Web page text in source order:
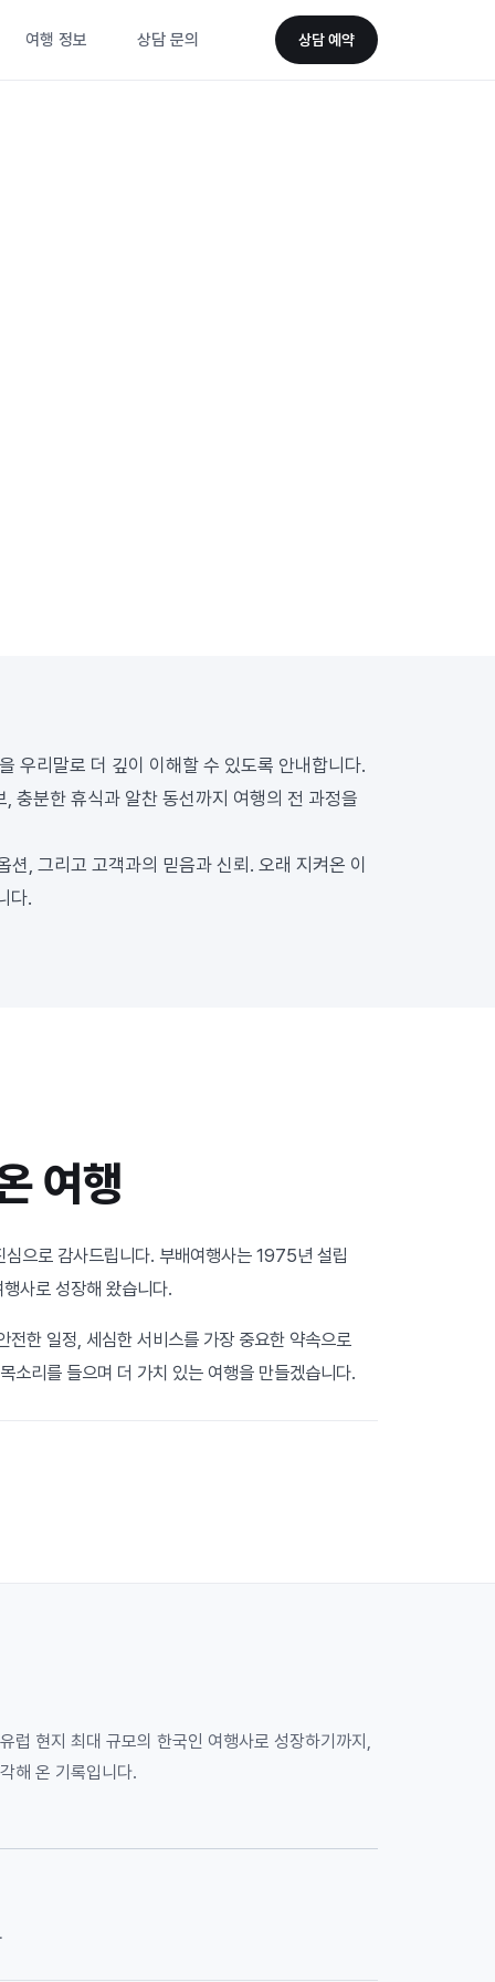
여행 정보 상담 문의 상담 예약
우리말로 더 깊이 이해할 수 있도록 안내합니다.
충분한 휴식과 알찬 동선까지 여행의 전 과정을
, 그리고 고객과의 믿음과 신뢰. 오래 지켜온 이
다.
여행
으로 감사드립니다. 부배여행사는 1975년 설립
사로 성장해 왔습니다.
한 일정, 세심한 서비스를 가장 중요한 약속으로
소리를 들으며 더 가치 있는 여행을 만들겠습니다.
럽 현지 최대 규모의 한국인 여행사로 성장하기까지,
해 온 기록입니다.